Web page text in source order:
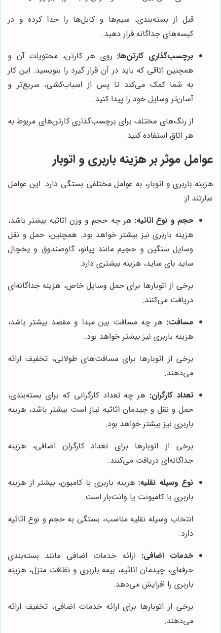
قبل از بسته‌بندی، سیم‌ها و کابل‌ها را جدا کرده و در
کیسه‌های جداگانه قرار دهید.
برچسب‌گذاری کارتن‌ها: روی هر کارتن، محتویات آن و
همچنین اتاقی که باید در آن قرار گیرد را بنویسید. این کار
به شما کمک می‌کند تا پس از اسباب‌کشی، سریع‌تر و
آسان‌تر وسایل خود را پیدا کنید.
از رنگ‌های مختلف برای برچسب‌گذاری کارتن‌های مربوط به
هر اتاق استفاده کنید.
عوامل موثر بر هزینه باربری و اتوبار
هزینه باربری و اتوبار، به عوامل مختلفی بستگی دارد. این عوامل
عبارتند از:
حجم و نوع اثاثیه: هر چه حجم و وزن اثاثیه بیشتر باشد،
هزینه باربری نیز بیشتر خواهد بود. همچنین، حمل و نقل
وسایل سنگین و حجیم مانند پیانو، گاوصندوق و یخچال
ساید بای ساید، هزینه بیشتری دارد.
برخی از اتوبارها برای حمل وسایل خاص، هزینه جداگانه‌ای
دریافت می‌کنند.
مسافت: هر چه مسافت بین مبدا و مقصد بیشتر باشد،
هزینه باربری نیز بیشتر خواهد بود.
برخی از اتوبارها برای مسافت‌های طولانی، تخفیف ارائه
می‌دهند.
تعداد کارگران: هر چه تعداد کارگرانی که برای بسته‌بندی،
حمل و نقل و چیدمان اثاثیه نیاز است بیشتر باشد، هزینه
باربری نیز بیشتر خواهد بود.
برخی از اتوبارها برای تعداد کارگران اضافی، هزینه
جداگانه‌ای دریافت می‌کنند.
نوع وسیله نقلیه: هزینه باربری با کامیون، بیشتر از هزینه
باربری با کامیونت یا وانت‌بار است.
انتخاب وسیله نقلیه مناسب، بستگی به حجم و نوع اثاثیه
دارد.
خدمات اضافی: ارائه خدمات اضافی مانند بسته‌بندی
حرفه‌ای، چیدمان اثاثیه، بیمه باربری و نظافت منزل، هزینه
باربری را افزایش می‌دهد.
برخی از اتوبارها برای ارائه خدمات اضافی، تخفیف ارائه
می‌دهند.